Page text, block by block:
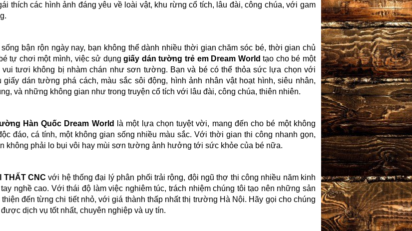
NHẬN ƯU ĐÃI
thích các hình ảnh đáng yêu về loài vật, khu rừng cổ tích, lâu đài, công chúa, với gam
sống bận rộn ngày nay, bạn không thể dành nhiều thời gian chăm sóc bé, thời gian chủ
tự chơi một mình, việc sử dụnggiấy dán tường trẻ em Dream World tạo cho bé một
vui tươi không bị nhàm chán như sơn tường. Bạn và bé có thể thỏa sức lựa chọn với
giấy dán tường phá cách, màu sắc sôi động, hình ảnh nhân vật hoạt hình, siêu nhân,
và những không gian như trong truyện cổ tích với lâu đài, công chúa, thiên nhiên.
Hàn Quốc Dream World
là một lựa chọn tuyệt vời, mang đến cho bé một không
đáo, cá tính, một không gian sống nhiều màu sắc. Với thời gian thi công nhanh gọn,
không phải lo bụi vôi hay mùi sơn tường ảnh hưởng tới sức khỏe của bé nữa.
THẤT CNC với hệ thống đại lý phân phối trải rộng, đội ngũ thợ thi công nhiều năm kinh
nghề cao. Với thái độ làm việc nghiêm túc, trách nhiệm chúng tôi tạo nên những sản
thiện đến từng chi tiết nhỏ, với giá thành thấp nhất thị trường Hà Nội. Hãy gọi cho chúng
dịch vụ tốt nhất, chuyên nghiệp và uy tín.